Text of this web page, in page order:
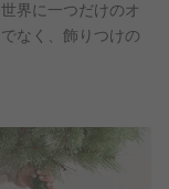
界に一つだけのオ
なく、飾りつけの